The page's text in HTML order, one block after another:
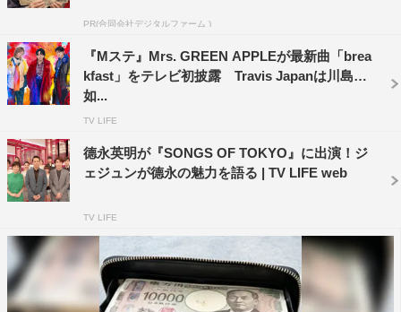
A.B.C-Z「JOYしたいキモチ」
Return」
AAA「DEJAVU」
Perfume「Future Pop」
德永英明「壊れかけのRadio」
PR(合同会社デジタルファーム )
『Mステ』Mrs. GREEN APPLEが最新曲「brea
kfast」をテレビ初披露 Travis Japanは川島
如...
TV LIFE
德永英明が『SONGS OF TOKYO』に出演！ジ
ェジュンが德永の魅力を語る | TV LIFE web
TV LIFE